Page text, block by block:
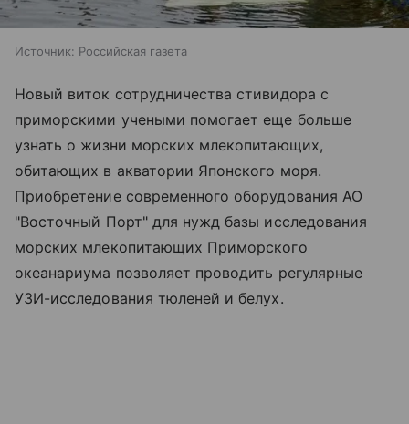
Источник: Российская газета
Новый виток сотрудничества стивидора с
приморскими учеными помогает еще больше
узнать о жизни морских млекопитающих,
обитающих в акватории Японского моря.
Приобретение современного оборудования АО
"Восточный Порт" для нужд базы исследования
морских млекопитающих Приморского
океанариума позволяет проводить регулярные
УЗИ-исследования тюленей и белух.